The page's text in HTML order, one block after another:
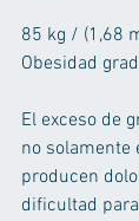
85 kg / (1,68
Obesidad
El exceso de
no solamente
producen
dificultad